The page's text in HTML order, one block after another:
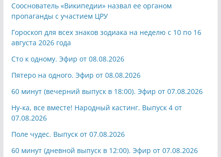
Сооснователь «Википедии» назвал ее органом
пропаганды с участием ЦРУ
Гороскоп для всех знаков зодиака на неделю с 10 по 16
августа 2026 года
Сто к одному. Эфир от 08.08.2026
Пятеро на одного. Эфир от 08.08.2026
60 минут (вечерний выпуск в 18:00). Эфир от 07.08.2026
Ну-ка, все вместе! Народный кастинг. Выпуск 4 от
07.08.2026
Поле чудес. Выпуск от 07.08.2026
60 минут (дневной выпуск в 12:00). Эфир от 07.08.2026